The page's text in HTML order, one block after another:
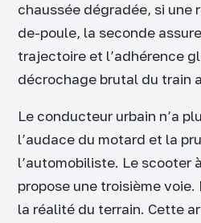
chaussée dégradée, si une
de-poule, la seconde
trajectoire et l’adhérence
décrochage brutal du train
Le conducteur urbain n’a
l’audace du motard et la
l’automobiliste. Le scooter
propose une troisième
la réalité du terrain. Cette